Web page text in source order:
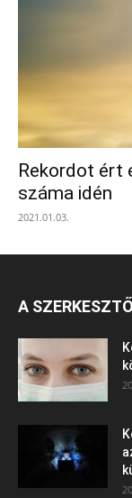
Rekordot ért
száma idén
2021.01.03.
A